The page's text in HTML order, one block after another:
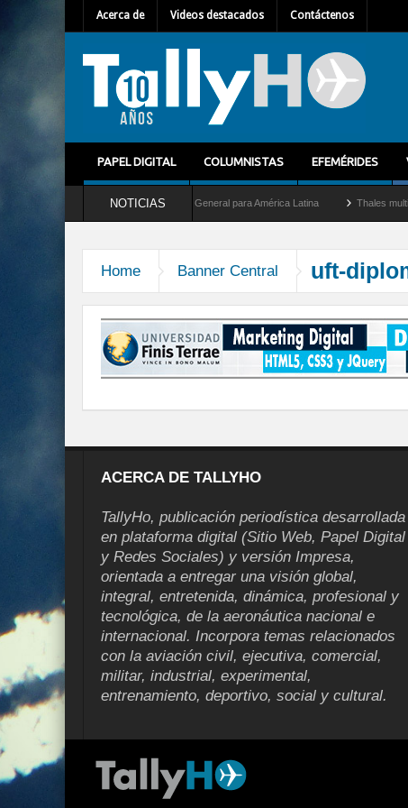
Acerca de Videos destacados Contáctenos
PAPEL DIGITAL COLUMNISTAS EFEMÉRIDES
NOTICIAS
Guilhem Mallet como nuevo Director General para América Latina Thales
Home Banner Central uft-
ACERCA DE TALLYHO
TallyHo, publicación periodística desarrollada
en plataforma digital (Sitio Web, Papel Digital
y Redes Sociales) y versión Impresa,
orientada a entregar una visión global,
integral, entretenida, dinámica, profesional y
tecnológica, de la aeronáutica nacional e
internacional. Incorpora temas relacionados
con la aviación civil, ejecutiva, comercial,
militar, industrial, experimental,
entrenamiento, deportivo, social y cultural.